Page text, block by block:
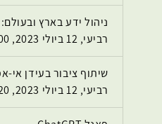
ניהול ידע בארץ ובעולם:
רביעי, 12 ביולי 2023, 12:00
שיתוף ציבור בעידן אי-
רביעי, 12 ביולי 2023, 12:20